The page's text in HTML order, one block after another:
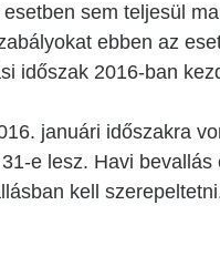
sem teljesül
ebben az
időszak 2016-ban
januári időszakra
e lesz. Havi bevallás
kell